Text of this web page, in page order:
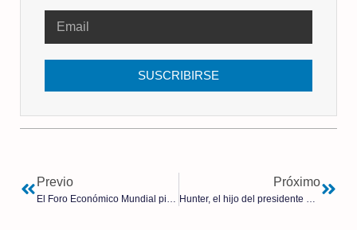
SUSCRIBIRSE
Previo Próximo